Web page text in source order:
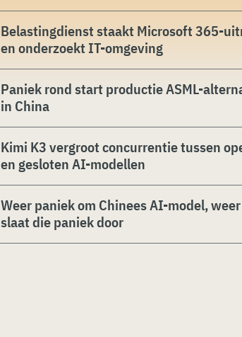
Belastingdienst staakt Microsoft 365-
en onderzoekt IT-omgeving
Paniek rond start productie ASML-
in China
Kimi K3 vergroot concurrentie tussen
en gesloten AI-modellen
Weer paniek om Chinees AI-model, weer
slaat die paniek door